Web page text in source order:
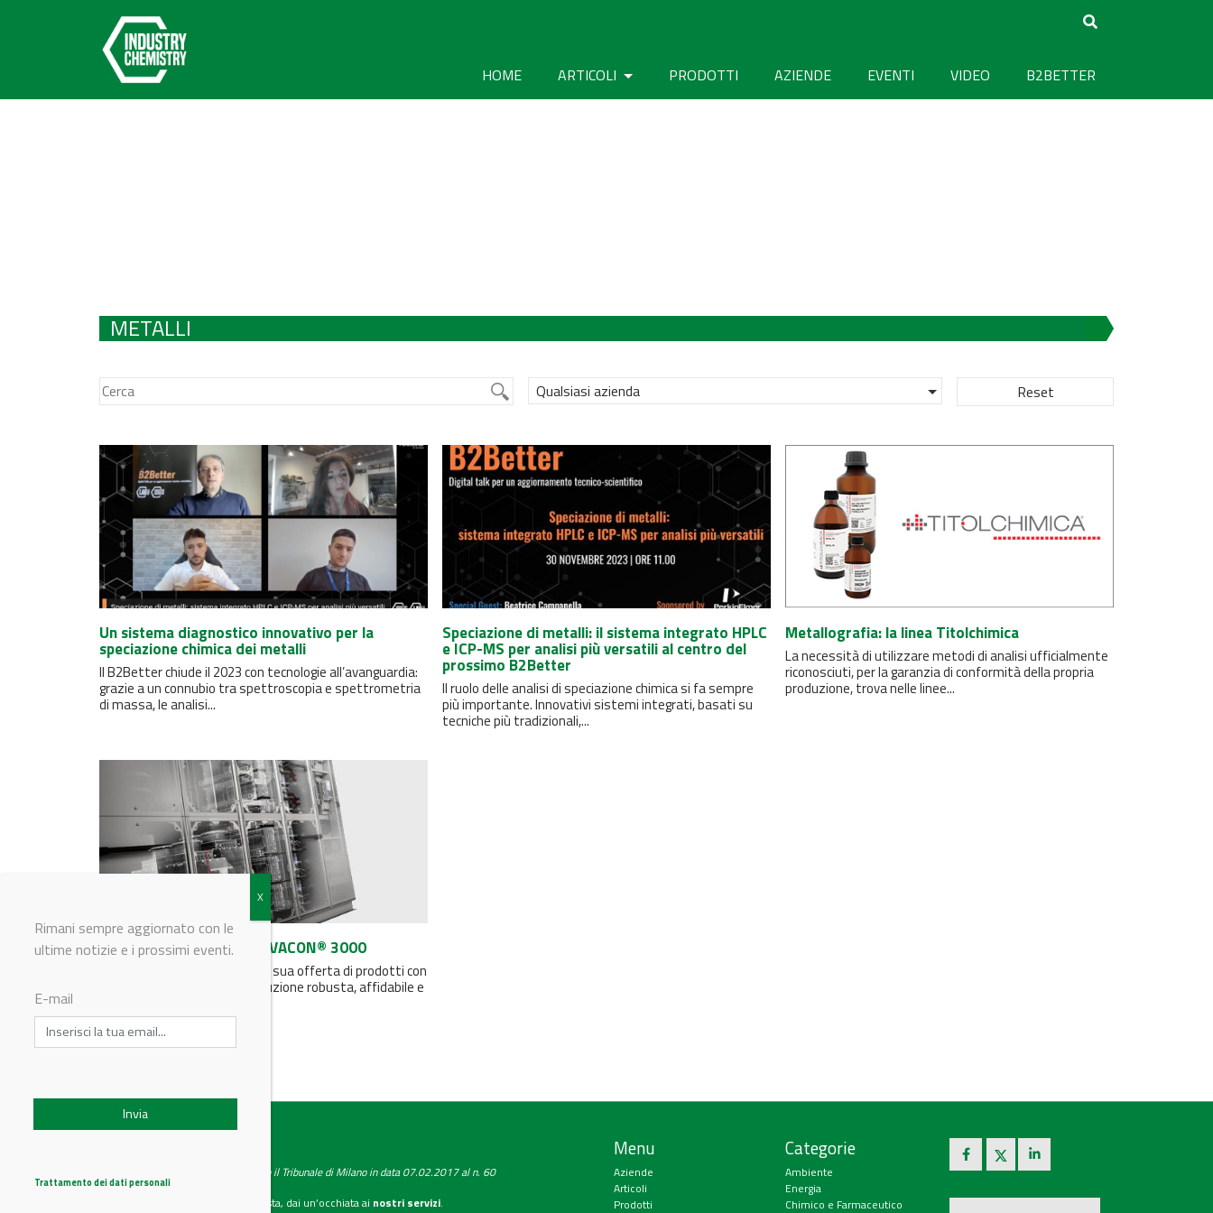
HOME ARTICOLI PRODOTTI AZIENDE EVENTI VIDEO B2BETTER
METALLI
Qualsiasi azienda Reset
Un sistema diagnostico innovativo per la
speciazione chimica dei metalli
Il B2Better chiude il 2023 con tecnologie all’avanguardia:
grazie a un connubio tra spettroscopia e spettrometria
di massa, le analisi...
Speciazione di metalli: il sistema integrato HPLC
e ICP-MS per analisi più versatili al centro del
prossimo B2Better
Il ruolo delle analisi di speciazione chimica si fa sempre
più importante. Innovativi sistemi integrati, basati su
tecniche più tradizionali,...
Metallografia: la linea Titolchimica
La necessità di utilizzare metodi di analisi ufficialmente
riconosciuti, per la garanzia di conformità della propria
produzione, trova nelle linee...
Danfoss Drives presenta VACON® 3000
Danfoss Drives incrementa la sua offerta di prodotti con
VACON® 3000: una nuova soluzione robusta, affidabile e
Testata giornalistica registrata presso il Tribunale di Milano in data 07.02.2017 al n. 60
Se vuoi diventare nostro inserzionista, dai un’occhiata ai nostri servizi.
Menu
Aziende
Articoli
Prodotti
Categorie
Ambiente
Energia
Chimico e Farmaceutico
Rimani sempre aggiornato con le
ultime notizie e i prossimi eventi.
E-mail
Trattamento dei dati personali